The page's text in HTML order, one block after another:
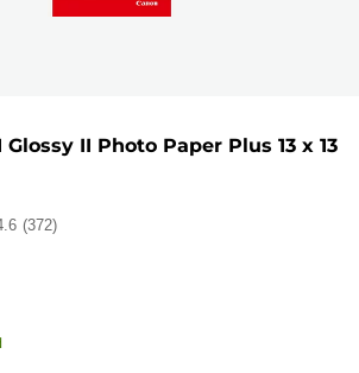
Glossy II Photo Paper Plus 13 x 13
(372)